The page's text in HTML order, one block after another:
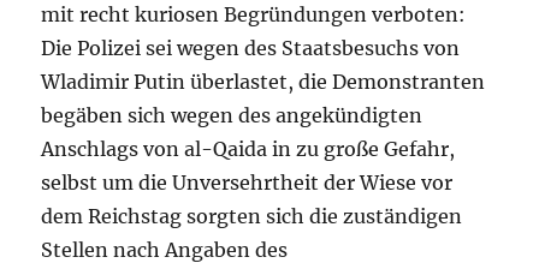
mit recht kuriosen Begründungen verboten:
Die Polizei sei wegen des Staatsbesuchs von
Wladimir Putin überlastet, die Demonstranten
begäben sich wegen des angekündigten
Anschlags von al-Qaida in zu große Gefahr,
selbst um die Unversehrtheit der Wiese vor
dem Reichstag sorgten sich die zuständigen
Stellen nach Angaben des